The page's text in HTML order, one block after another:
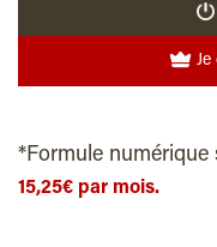
*Formule
15,25€ par mois.